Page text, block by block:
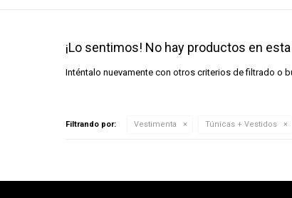
¡Lo sentimos! No hay productos en
Inténtalo nuevamente con otros criterios de filtrado o
Filtrando por: Vestimenta Túnicas + Vestidos